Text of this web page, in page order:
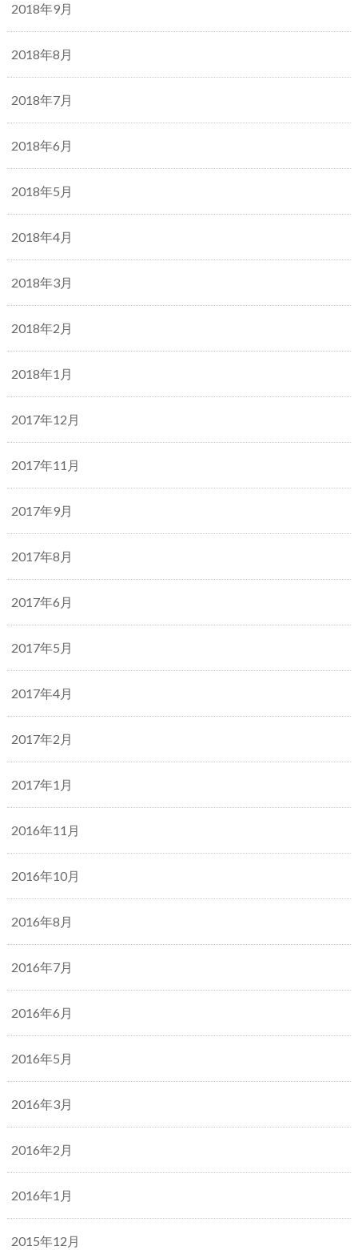
2018年9月
2018年8月
2018年7月
2018年6月
2018年5月
2018年4月
2018年3月
2018年2月
2018年1月
2017年12月
2017年11月
2017年9月
2017年8月
2017年6月
2017年5月
2017年4月
2017年2月
2017年1月
2016年11月
2016年10月
2016年8月
2016年7月
2016年6月
2016年5月
2016年3月
2016年2月
2016年1月
2015年12月